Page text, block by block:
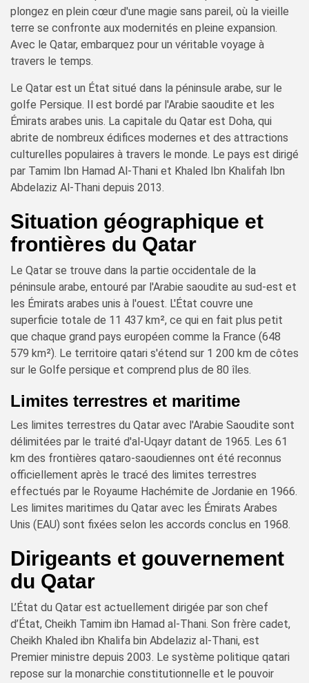
plongez en plein cœur d'une magie sans pareil, où la vieille
terre se confronte aux modernités en pleine expansion.
Avec le Qatar, embarquez pour un véritable voyage à
travers le temps.
Le Qatar est un État situé dans la péninsule arabe, sur le
golfe Persique. Il est bordé par l'Arabie saoudite et les
Émirats arabes unis. La capitale du Qatar est Doha, qui
abrite de nombreux édifices modernes et des attractions
culturelles populaires à travers le monde. Le pays est dirigé
par Tamim Ibn Hamad Al-Thani et Khaled Ibn Khalifah Ibn
Abdelaziz Al-Thani depuis 2013.
Situation géographique et
frontières du Qatar
Le Qatar se trouve dans la partie occidentale de la
péninsule arabe, entouré par l'Arabie saoudite au sud-est et
les Émirats arabes unis à l'ouest. L'État couvre une
superficie totale de 11 437 km², ce qui en fait plus petit
que chaque grand pays européen comme la France (648
579 km²). Le territoire qatari s'étend sur 1 200 km de côtes
sur le Golfe persique et comprend plus de 80 îles.
Limites terrestres et maritime
Les limites terrestres du Qatar avec l'Arabie Saoudite sont
délimitées par le traité d'al-Uqayr datant de 1965. Les 61
km des frontières qataro-saoudiennes ont été reconnus
officiellement après le tracé des limites terrestres
effectués par le Royaume Hachémite de Jordanie en 1966.
Les limites maritimes du Qatar avec les Émirats Arabes
Unis (EAU) sont fixées selon les accords conclus en 1968.
Dirigeants et gouvernement
du Qatar
L’État du Qatar est actuellement dirigée par son chef
d’État, Cheikh Tamim ibn Hamad al-Thani. Son frère cadet,
Cheikh Khaled ibn Khalifa bin Abdelaziz al-Thani, est
Premier ministre depuis 2003. Le système politique qatari
repose sur la monarchie constitutionnelle et le pouvoir